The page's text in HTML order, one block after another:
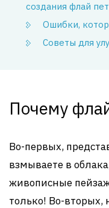
создания флай
Ошибки,
Советы для
Почему
Во-первых,
взмываете в
живописные
только! Во-